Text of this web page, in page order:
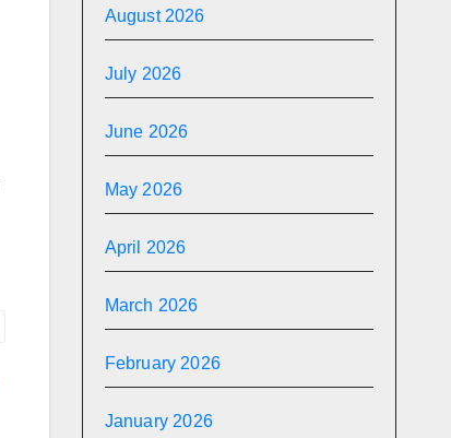
August 2026
July 2026
June 2026
May 2026
April 2026
March 2026
February 2026
January 2026